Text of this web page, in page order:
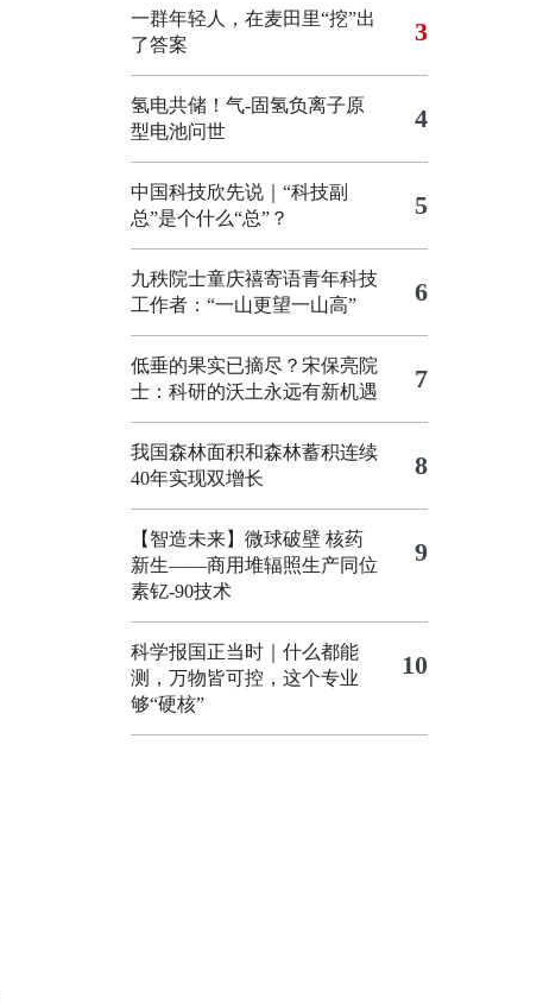
一群年轻人，在麦田里“挖”出
了答案
3
氢电共储！气-固氢负离子原
型电池问世
4
中国科技欣先说｜“科技副
总”是个什么“总”？
5
九秩院士童庆禧寄语青年科技
工作者：“一山更望一山高”
6
低垂的果实已摘尽？宋保亮院
士：科研的沃土永远有新机遇
7
我国森林面积和森林蓄积连续
40年实现双增长
8
【智造未来】微球破壁 核药
新生——商用堆辐照生产同位
素钇-90技术
9
科学报国正当时｜什么都能
测，万物皆可控，这个专业
够“硬核”
10